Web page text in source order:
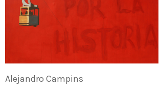
Alejandro Campins